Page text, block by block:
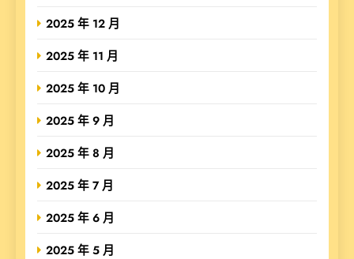
2025 年 12 月
2025 年 11 月
2025 年 10 月
2025 年 9 月
2025 年 8 月
2025 年 7 月
2025 年 6 月
2025 年 5 月